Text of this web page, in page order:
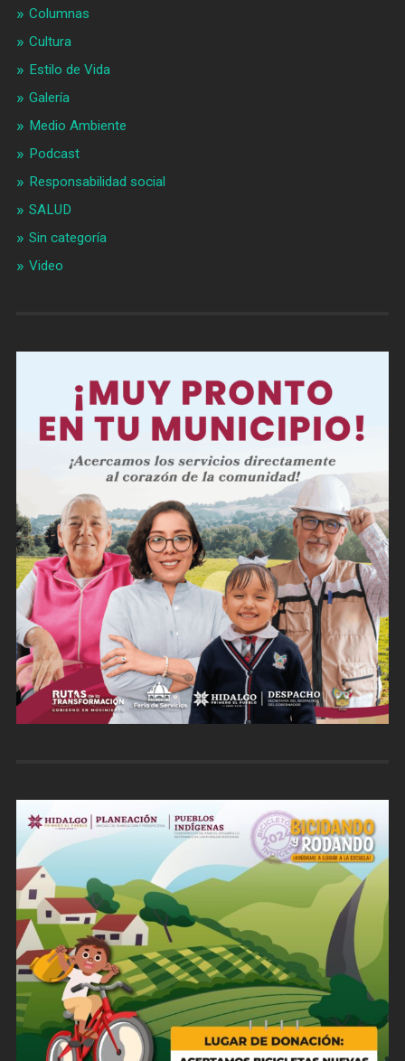
Columnas
Cultura
Estilo de Vida
Galería
Medio Ambiente
Podcast
Responsabilidad social
SALUD
Sin categoría
Video